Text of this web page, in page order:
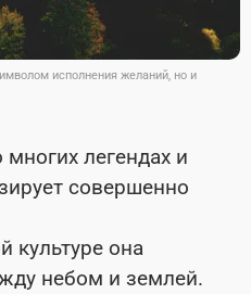
исполнения желаний, но и
многих легендах и
совершенно
культуре она
небом и землей.